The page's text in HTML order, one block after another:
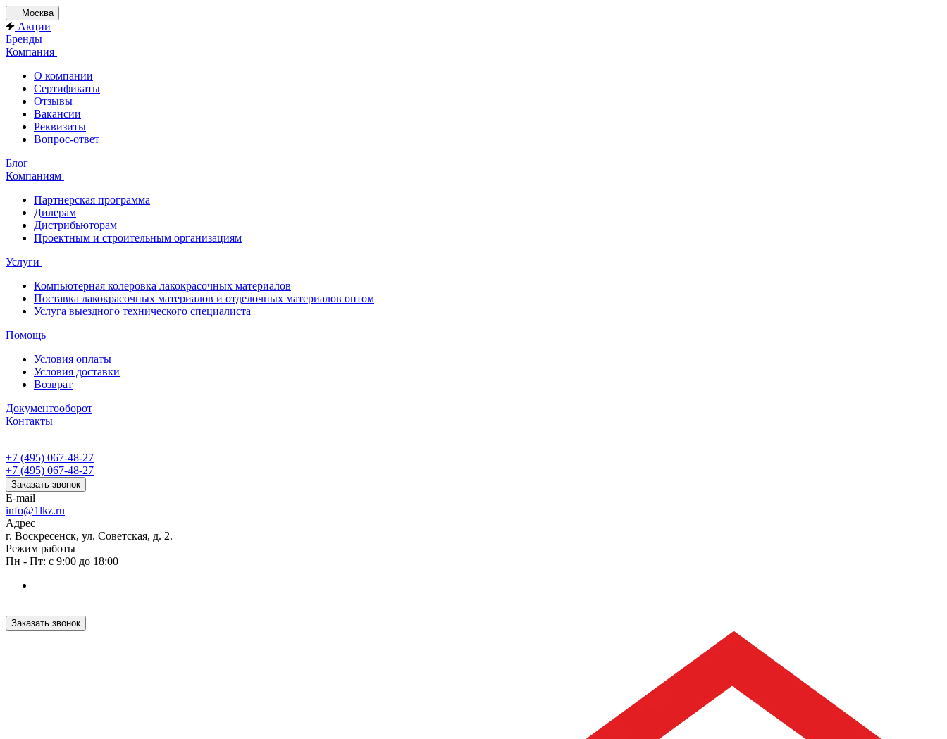
Москва
Акции
Бренды
Компания
О компании
Сертификаты
Отзывы
Вакансии
Реквизиты
Вопрос-ответ
Блог
Компаниям
Партнерская программа
Дилерам
Дистрибьюторам
Проектным и строительным организациям
Услуги
Компьютерная колеровка лакокрасочных материалов
Поставка лакокрасочных материалов и отделочных материалов оптом
Услуга выездного технического специалиста
Помощь
Условия оплаты
Условия доставки
Возврат
Документооборот
Контакты
+7 (495) 067-48-27
+7 (495) 067-48-27
Заказать звонок
E-mail
info@1lkz.ru
Адрес
г. Воскресенск, ул. Советская, д. 2.
Режим работы
Пн - Пт: с 9:00 до 18:00
Заказать звонок